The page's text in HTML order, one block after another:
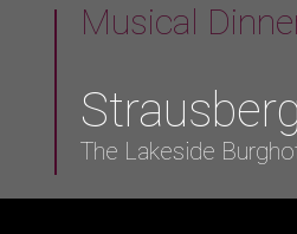
Musical
Strausberg
The Lakeside